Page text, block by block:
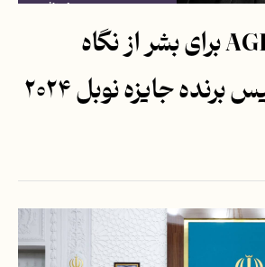
معنا و پیامد AGI برای بشر از نگاه
جایزه نوبل ۲۰۲۴